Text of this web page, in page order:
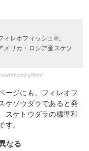
レオフィッシュ®︎。
メリカ・ロシア産スケソ
factory/fish/
ージにも、フィレオフ
ケソウダラであると発
スケトウダラの標準和
す。
なる